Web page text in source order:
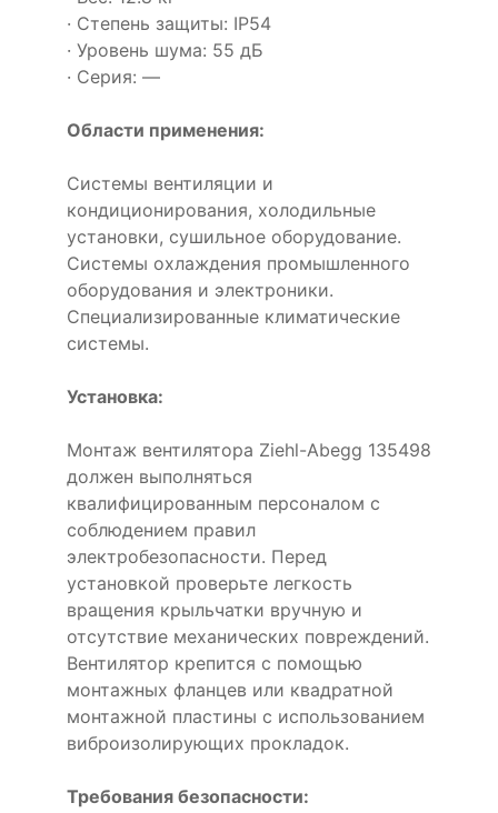
· Степень защиты: IP54
· Уровень шума: 55 дБ
· Серия: —
Области применения:
Системы вентиляции и
кондиционирования, холодильные
установки, сушильное оборудование.
Системы охлаждения промышленного
оборудования и электроники.
Специализированные климатические
системы.
Установка:
Монтаж вентилятора Ziehl-Abegg 135498
должен выполняться
квалифицированным персоналом с
соблюдением правил
электробезопасности. Перед
установкой проверьте легкость
вращения крыльчатки вручную и
отсутствие механических повреждений.
Вентилятор крепится с помощью
монтажных фланцев или квадратной
монтажной пластины с использованием
виброизолирующих прокладок.
Требования безопасности: